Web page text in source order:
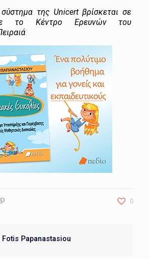
της Unicert βρίσκεται σε
το Κέντρο Ερευνών του
0
Fotis Papanastasiou